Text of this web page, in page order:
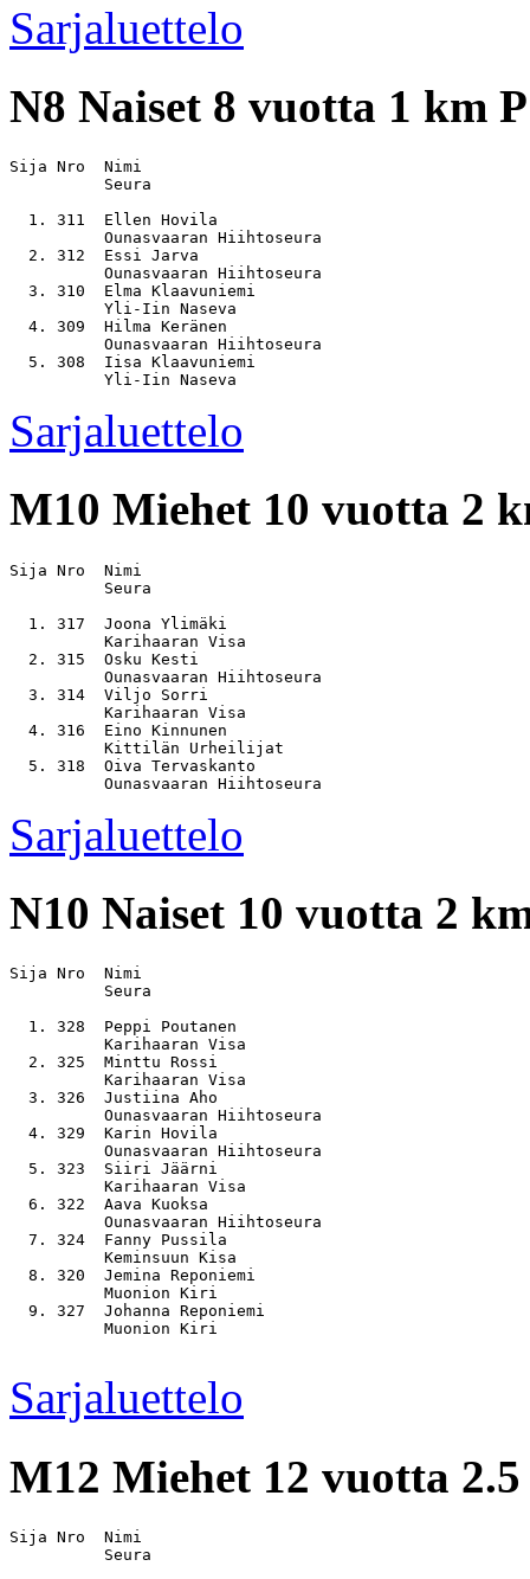
Sarjaluettelo
N8 Naiset 8 vuotta 1 km P
Sija Nro  Nimi
          Seura
1. 311  Ellen Hovila
          Ounasvaaran Hiihtoseura
2. 312  Essi Jarva
          Ounasvaaran Hiihtoseura
3. 310  Elma Klaavuniemi
          Yli-Iin Naseva
4. 309  Hilma Keränen
          Ounasvaaran Hiihtoseura
5. 308  Iisa Klaavuniemi
Sarjaluettelo
M10 Miehet 10 vuotta 2
Sija Nro  Nimi
          Seura
1. 317  Joona Ylimäki
          Karihaaran Visa
2. 315  Osku Kesti
          Ounasvaaran Hiihtoseura
3. 314  Viljo Sorri
          Karihaaran Visa
4. 316  Eino Kinnunen
          Kittilän Urheilijat
5. 318  Oiva Tervaskanto
Sarjaluettelo
N10 Naiset 10 vuotta 2
Sija Nro  Nimi
          Seura
1. 328  Peppi Poutanen
          Karihaaran Visa
2. 325  Minttu Rossi
          Karihaaran Visa
3. 326  Justiina Aho
          Ounasvaaran Hiihtoseura
4. 329  Karin Hovila
          Ounasvaaran Hiihtoseura
5. 323  Siiri Jäärni
          Karihaaran Visa
6. 322  Aava Kuoksa
          Ounasvaaran Hiihtoseura
7. 324  Fanny Pussila
          Keminsuun Kisa
8. 320  Jemina Reponiemi
          Muonion Kiri
9. 327  Johanna Reponiemi
          Muonion Kiri
Sarjaluettelo
M12 Miehet 12 vuotta
Sija Nro  Nimi
          Seura